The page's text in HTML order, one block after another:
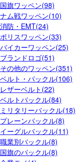
国旗ワッペン(98)
ナム戦ワッペン(10)
消防・EMT(24)
ポリスワッペン(33)
バイカーワッペン(25)
ブランドロゴ(51)
その他のワッペン(351)
ベルト・バックル(106)
レザーベルト(22)
ベルトバックル(84)
ミリタリーバックル(18)
プレーンバックル(8)
イーグルバックル(11)
職業別バックル(8)
国旗のバックル(8)